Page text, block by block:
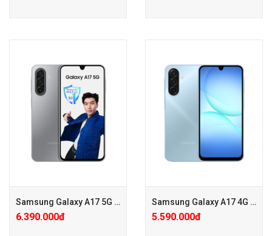
+ Tặng PGG PK 100.000đ
+ Bảo hành Care Pro chỉ với
+ KM: Tặng PGG 1.000.000đ (
Đã trừ vào giá )
+ Tặng PGG PK 100.000đ
+ Bảo hành Mở rộng 24 tháng
chỉ với 500.000đ
Samsung Galaxy A17 5G (8GB/128GB)
6.390.000đ
Samsung Galaxy A17 4G (8GB/128GB)
5.590.000đ